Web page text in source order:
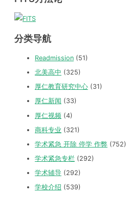
分类导航
Readmission (51)
北美高中 (325)
厚仁教育研究中心 (31)
厚仁新闻 (33)
厚仁视频 (4)
商科专业 (321)
学术紧急 开除 停学 作弊 (752)
学术紧急专栏 (292)
学术辅导 (292)
学校介绍 (539)